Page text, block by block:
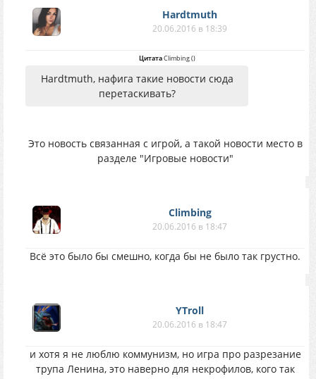
Hardtmuth
20.06.2016 в 18:39
ЦитатаClimbing()
Hardtmuth, нафига такие новости сюда
перетаскивать?
Это новость связанная с игрой, а такой новости место в
разделе "Игровые новости"
Climbing
20.06.2016 в 18:47
Всё это было бы смешно, когда бы не было так грустно.
YTroll
20.06.2016 в 18:47
и хотя я не люблю коммунизм, но игра про разрезание
трупа Ленина, это наверно для некрофилов, кого так